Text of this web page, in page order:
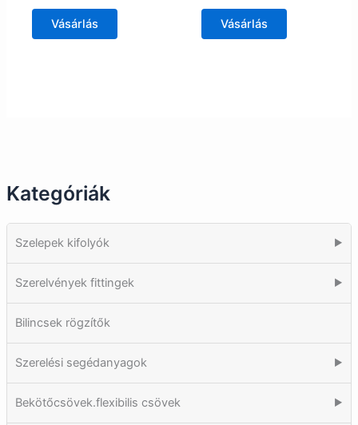
Kategóriák
Szelepek kifolyók ▶
Szerelvények fittingek ▶
Bilincsek rögzítők
Szerelési segédanyagok ▶
Bekötőcsövek.flexibilis csövek ▶
Vásárlás Vásárlás